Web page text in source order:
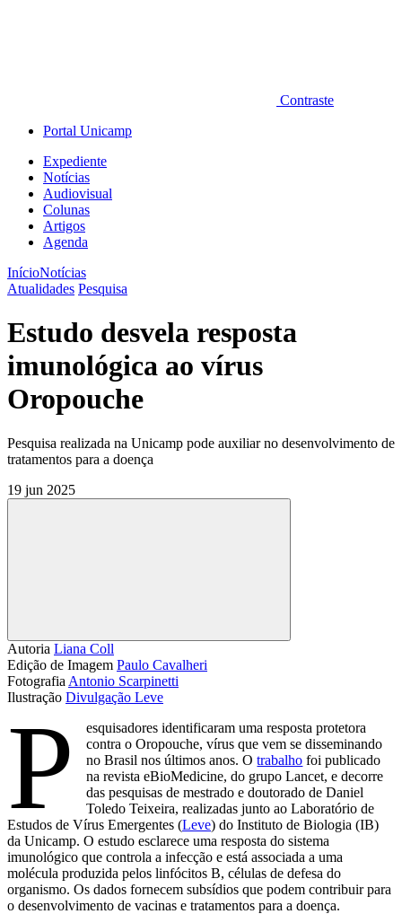
Contraste
Portal Unicamp
Expediente
Notícias
Audiovisual
Colunas
Artigos
Agenda
InícioNotícias
Atualidades Pesquisa
Estudo desvela resposta
imunológica ao vírus
Oropouche
Pesquisa realizada na Unicamp pode auxiliar no desenvolvimento de
tratamentos para a doença
19 jun 2025
Compartilhar
Autoria Liana Coll
Edição de Imagem Paulo Cavalheri
Fotografia Antonio Scarpinetti
Ilustração Divulgação Leve
P
esquisadores identificaram uma resposta protetora
contra o Oropouche, vírus que vem se disseminando
no Brasil nos últimos anos. Otrabalho foi publicado
na revista eBioMedicine, do grupo Lancet, e decorre
das pesquisas de mestrado e doutorado de Daniel
Toledo Teixeira, realizadas junto ao Laboratório de
Estudos de Vírus Emergentes (Leve) do Instituto de Biologia (IB)
da Unicamp. O estudo esclarece uma resposta do sistema
imunológico que controla a infecção e está associada a uma
molécula produzida pelos linfócitos B, células de defesa do
organismo. Os dados fornecem subsídios que podem contribuir para
o desenvolvimento de vacinas e tratamentos para a doença.